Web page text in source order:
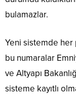
bulamazlar.
Yeni sistemde her
bu numaralar
ve Altyapı
sisteme kayıtlı